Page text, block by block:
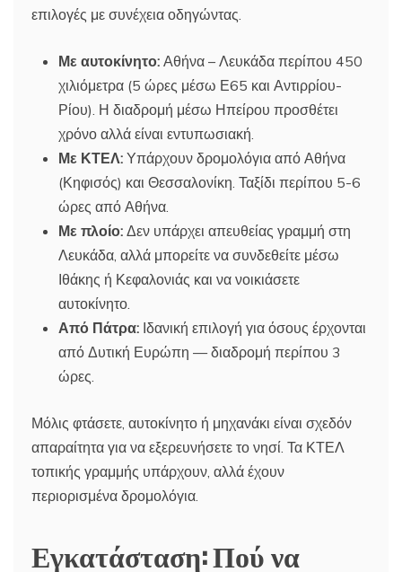
επιλογές με συνέχεια οδηγώντας.
Με αυτοκίνητο: Αθήνα – Λευκάδα περίπου 450
χιλιόμετρα (5 ώρες μέσω Ε65 και Αντιρρίου-
Ρίου). Η διαδρομή μέσω Ηπείρου προσθέτει
χρόνο αλλά είναι εντυπωσιακή.
Με ΚΤΕΛ: Υπάρχουν δρομολόγια από Αθήνα
(Κηφισός) και Θεσσαλονίκη. Ταξίδι περίπου 5-6
ώρες από Αθήνα.
Με πλοίο: Δεν υπάρχει απευθείας γραμμή στη
Λευκάδα, αλλά μπορείτε να συνδεθείτε μέσω
Ιθάκης ή Κεφαλονιάς και να νοικιάσετε
αυτοκίνητο.
Από Πάτρα: Ιδανική επιλογή για όσους έρχονται
από Δυτική Ευρώπη — διαδρομή περίπου 3
ώρες.
Μόλις φτάσετε, αυτοκίνητο ή μηχανάκι είναι σχεδόν
απαραίτητα για να εξερευνήσετε το νησί. Τα ΚΤΕΛ
τοπικής γραμμής υπάρχουν, αλλά έχουν
περιορισμένα δρομολόγια.
Εγκατάσταση: Πού να